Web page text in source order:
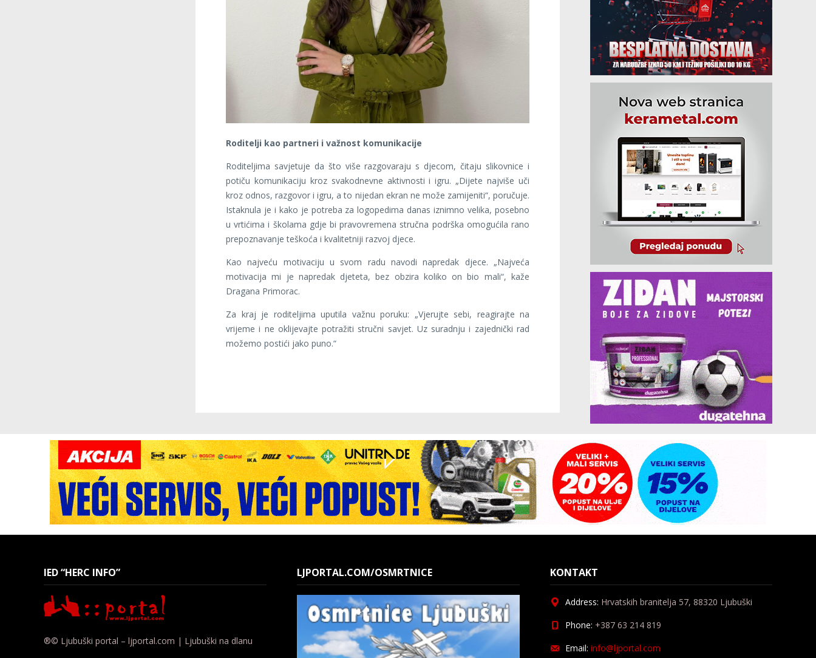
Roditelji kao partneri i važnost komunikacije
Roditeljima savjetuje da što više razgovaraju s djecom, čitaju slikovnice i
potiču komunikaciju kroz svakodnevne aktivnosti i igru. „Dijete najviše uči
kroz odnos, razgovor i igru, a to nijedan ekran ne može zamijeniti“, poručuje.
Istaknula je i kako je potreba za logopedima danas iznimno velika, posebno
u vrtićima i školama gdje bi pravovremena stručna podrška omogućila rano
prepoznavanje teškoća i kvalitetniji razvoj djece.
Kao najveću motivaciju u svom radu navodi napredak djece. „Najveća
motivacija mi je napredak djeteta, bez obzira koliko on bio mali“, kaže
Dragana Primorac.
Za kraj je roditeljima uputila važnu poruku: „Vjerujte sebi, reagirajte na
vrijeme i ne oklijevajte potražiti stručni savjet. Uz suradnju i zajednički rad
možemo postići jako puno.“
IED “HERC INFO”
®© Ljubuški portal – ljportal.com | Ljubuški na dlanu
LJPORTAL.COM/OSMRTNICE KONTAKT
Address: Hrvatskih branitelja 57, 88320 Ljubuški
Phone: +387 63 214 819
Email: info@ljportal.com